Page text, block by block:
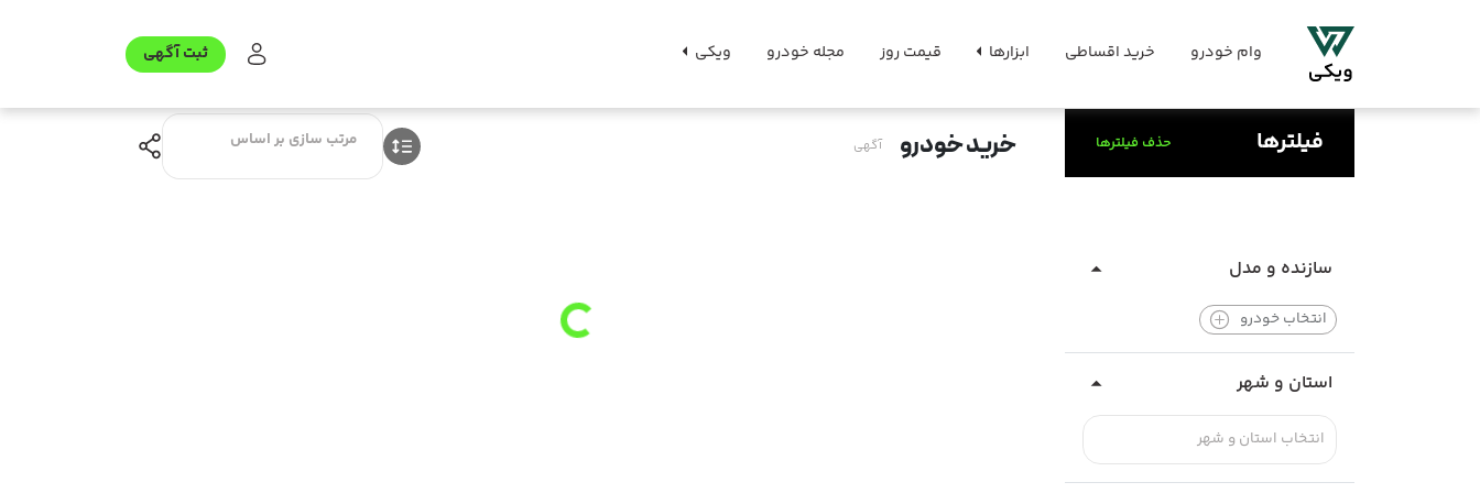
وام خودرو خرید اقساطی ابزارها قیمت روز مجله خودرو ویکی ثبت آگهی
فیلترها حذف فیلترها
سازنده و مدل
انتخاب خودرو
استان و شهر
انتخاب استان و شهر
خرید خودرو آگهی مرتب سازی بر اساس
...